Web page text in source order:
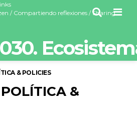
/ Compartiendo reflexiones / Sharing
& POLICIES
&